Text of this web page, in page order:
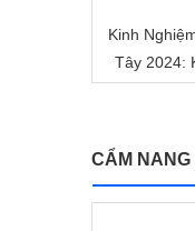
Kinh
Tây 2024:
CẨM NANG